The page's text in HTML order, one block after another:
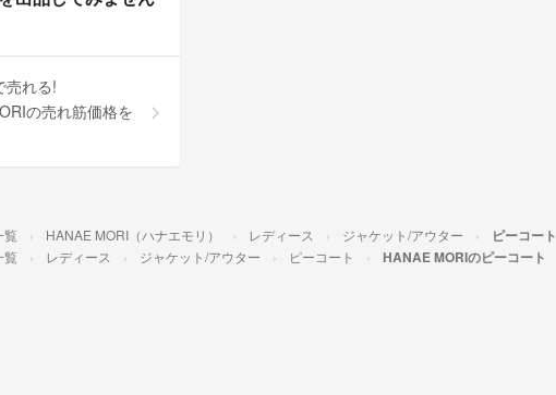
売れる!
の売れ筋価格を
覧 HANAE MORI（ハナエモリ） レディース ジャケット/アウター ピーコート
覧 レディース ジャケット/アウター ピーコート HANAE MORIのピーコート